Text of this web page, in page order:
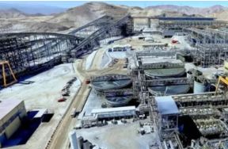
Página
Página
Página